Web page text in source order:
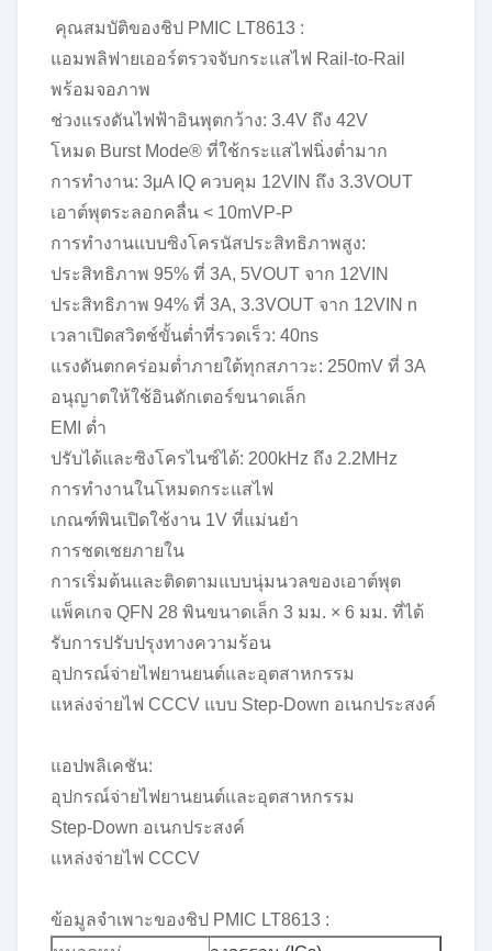
คุณสมบัติของชิป PMIC LT8613 :
แอมพลิฟายเออร์ตรวจจับกระแสไฟ Rail-to-Rail
พร้อมจอภาพ
ช่วงแรงดันไฟฟ้าอินพุตกว้าง: 3.4V ถึง 42V
โหมด Burst Mode® ที่ใช้กระแสไฟนิ่งต่ำมาก
การทำงาน: 3μA IQ ควบคุม 12VIN ถึง 3.3VOUT
เอาต์พุตระลอกคลื่น < 10mVP-P
การทำงานแบบซิงโครนัสประสิทธิภาพสูง:
ประสิทธิภาพ 95% ที่ 3A, 5VOUT จาก 12VIN
ประสิทธิภาพ 94% ที่ 3A, 3.3VOUT จาก 12VIN n
เวลาเปิดสวิตช์ขั้นต่ำที่รวดเร็ว: 40ns
แรงดันตกคร่อมต่ำภายใต้ทุกสภาวะ: 250mV ที่ 3A
อนุญาตให้ใช้อินดักเตอร์ขนาดเล็ก
EMI ต่ำ
ปรับได้และซิงโครไนซ์ได้: 200kHz ถึง 2.2MHz
การทำงานในโหมดกระแสไฟ
เกณฑ์พินเปิดใช้งาน 1V ที่แม่นยำ
การชดเชยภายใน
การเริ่มต้นและติดตามแบบนุ่มนวลของเอาต์พุต
แพ็คเกจ QFN 28 พินขนาดเล็ก 3 มม. × 6 มม. ที่ได้
รับการปรับปรุงทางความร้อน
อุปกรณ์จ่ายไฟยานยนต์และอุตสาหกรรม
แหล่งจ่ายไฟ CCCV แบบ Step-Down อเนกประสงค์
แอปพลิเคชัน:
อุปกรณ์จ่ายไฟยานยนต์และอุตสาหกรรม
Step-Down อเนกประสงค์
แหล่งจ่ายไฟ CCCV
ข้อมูลจำเพาะของชิป PMIC LT8613 :